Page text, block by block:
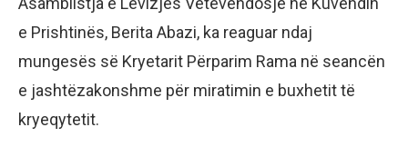
e Prishtinës, Berita Abazi, ka reaguar ndaj
mungesës së Kryetarit Përparim Rama në seancën
e jashtëzakonshme për miratimin e buxhetit të
kryeqytetit.